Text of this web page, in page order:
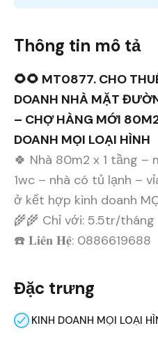
Thông tin mô tả
🌻🌻 MT0877. CHO
DOANH NHÀ MẶT
– CHỢ HÀNG MỚI
DOANH MỌI LOẠI HÌNH
🍀 Nhà 80m2 x 1 tầng
1wc – nhà có tủ lạnh –
ở kết hợp kinh doanh
🌾🌾 Chỉ với: 5.5tr/tháng
☎️ 𝐋𝐢𝐞̂𝐧 𝐇𝐞̣̂: 0886619688
Đặc trưng
KINH DOANH MỌI LOẠI